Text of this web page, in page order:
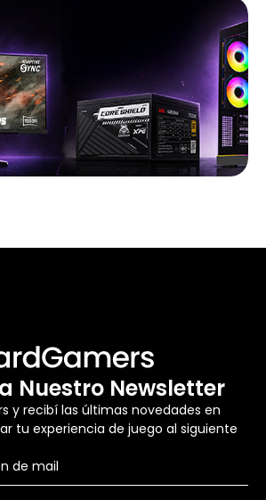
Nuestro Newsletter
y recibí las últimas novedades en
tu experiencia de juego al siguiente